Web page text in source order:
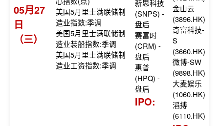
05月27
日
（三）
美国5月里士满联储制
造业指数:季调
美国5月里士满联储制
造业装船指数:季调
美国5月里士满联储制
造业工资指数:季调
新思科技
(SNPS) -
盘后
赛富时
(CRM) -
盘后
惠普
(HPQ) -
盘后
IPO:
金山云
(3896.HK)
奇富科技-
S
(3660.HK)
微博-SW
(9898.HK)
大麦娱乐
(1060.HK)
滔搏
(6110.HK)